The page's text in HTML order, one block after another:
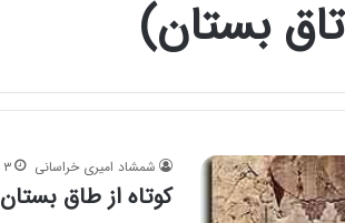
بستان)
شمشاد امیری خراسانی ۳ اردیبهشت ۱۳۹۱
كوتاه از طاق بستان